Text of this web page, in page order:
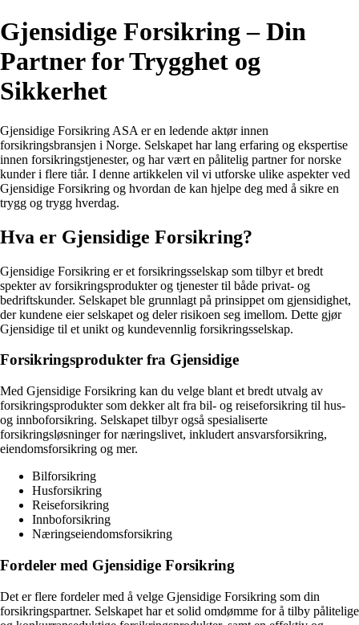
Gjensidige Forsikring – Din
Partner for Trygghet og
Sikkerhet
Gjensidige Forsikring ASA er en ledende aktør innen
forsikringsbransjen i Norge. Selskapet har lang erfaring og ekspertise
innen forsikringstjenester, og har vært en pålitelig partner for norske
kunder i flere tiår. I denne artikkelen vil vi utforske ulike aspekter ved
Gjensidige Forsikring og hvordan de kan hjelpe deg med å sikre en
trygg og trygg hverdag.
Hva er Gjensidige Forsikring?
Gjensidige Forsikring er et forsikringsselskap som tilbyr et bredt
spekter av forsikringsprodukter og tjenester til både privat- og
bedriftskunder. Selskapet ble grunnlagt på prinsippet om gjensidighet,
der kundene eier selskapet og deler risikoen seg imellom. Dette gjør
Gjensidige til et unikt og kundevennlig forsikringsselskap.
Forsikringsprodukter fra Gjensidige
Med Gjensidige Forsikring kan du velge blant et bredt utvalg av
forsikringsprodukter som dekker alt fra bil- og reiseforsikring til hus-
og innboforsikring. Selskapet tilbyr også spesialiserte
forsikringsløsninger for næringslivet, inkludert ansvarsforsikring,
eiendomsforsikring og mer.
Bilforsikring
Husforsikring
Reiseforsikring
Innboforsikring
Næringseiendomsforsikring
Fordeler med Gjensidige Forsikring
Det er flere fordeler med å velge Gjensidige Forsikring som din
forsikringspartner. Selskapet har et solid omdømme for å tilby pålitelige